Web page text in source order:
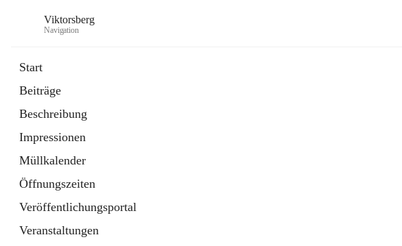
Viktorsberg
Navigation
Start
Beiträge
Beschreibung
Impressionen
Müllkalender
Öffnungszeiten
Veröffentlichungsportal
Veranstaltungen